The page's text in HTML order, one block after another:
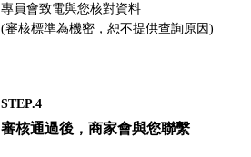
專員會致電與您核對資料
(審核標準為機密，恕不提供查詢原因)
STEP.4
審核通過後，商家會與您聯繫